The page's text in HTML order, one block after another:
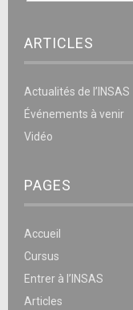
ARTICLES
Actualités de l’INSAS
Événements à venir
Vidéo
PAGES
Accueil
Cursus
Entrer à l’INSAS
Articles